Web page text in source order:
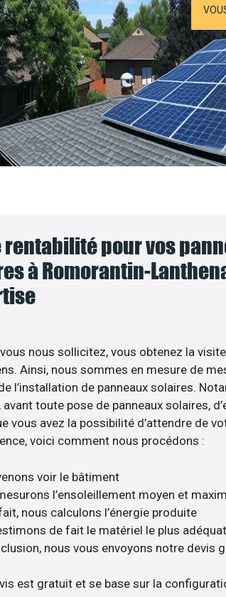
rentabilité pour vos
à Romorantin-
nous sollicitez, vous obtenez la visite
Ainsi, nous sommes en mesure de
l’installation de panneaux solaires.
toute pose de panneaux solaires,
vous avez la possibilité d’attendre de
voici comment nous procédons :
voir le bâtiment
l’ensoleillement moyen et
nous calculons l’énergie produite
de fait le matériel le plus adéquat
nous vous envoyons notre devis
est gratuit et se base sur la